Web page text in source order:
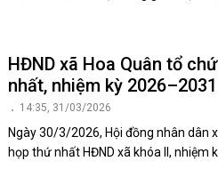
nhất, nhiệm kỳ 2026–2031
14:35, 31/03/2026
Ngày 30/3/2026, Hội đồng nhân dân